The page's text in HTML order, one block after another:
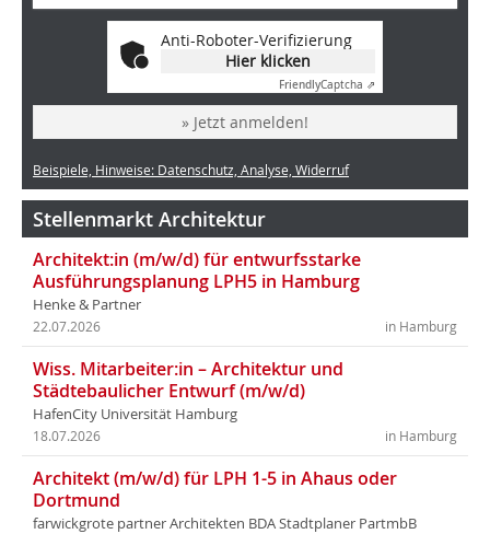
Anti-Roboter-Verifizierung
Hier klicken
FriendlyCaptcha ⇗
» Jetzt anmelden!
Beispiele, Hinweise: Datenschutz, Analyse, Widerruf
Stellenmarkt Architektur
Architekt:in (m/w/d) für entwurfsstarke
Ausführungsplanung LPH5 in Hamburg
Henke & Partner
in Hamburg
22.07.2026
Wiss. Mitarbeiter:in – Architektur und
Städtebaulicher Entwurf (m/w/d)
HafenCity Universität Hamburg
in Hamburg
18.07.2026
Architekt (m/w/d) für LPH 1-5 in Ahaus oder
Dortmund
farwickgrote partner Architekten BDA Stadtplaner PartmbB